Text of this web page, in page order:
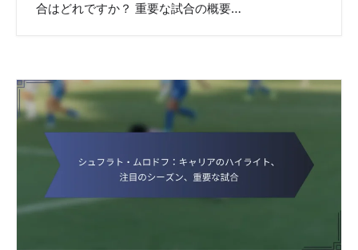
合はどれですか？ 重要な試合の概要…